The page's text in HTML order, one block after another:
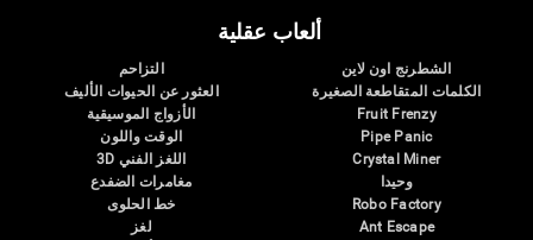
ألعاب عقلية
الشطرنج اون لاين
الكلمات المتقاطعة الصغيرة
Fruit Frenzy
Pipe Panic
Crystal Miner
وحيدا
Robo Factory
Ant Escape
التزاحم
العثور عن الحيوات الأليف
الأزواج الموسيقية
الوقت واللون
اللغز الفني 3D
مغامرات الضفدع
خط الحلوى
لغز